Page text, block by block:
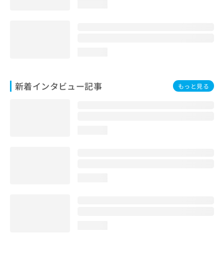
新着インタビュー記事 もっと見る